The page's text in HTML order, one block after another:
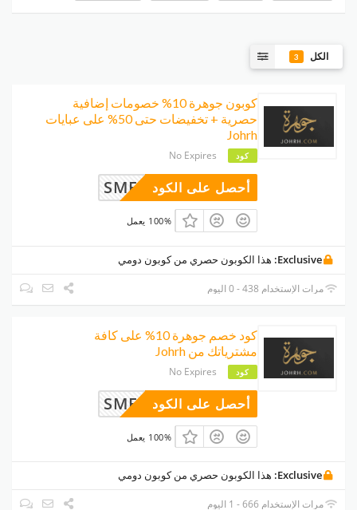
الكل 3
كوبون جوهرة 10% خصومات إضافية
حصرية + تخفيضات حتى 50% على عبايات
Johrh
كود No Expires
SMF1Dأحصل على الكود
100% يعمل
Exclusive: هذا الكوبون حصري من كوبون دومي
مرات الإستخدام 438 - 0 اليوم
كود خصم جوهرة 10% على كافة
مشترياتك من Johrh
كود No Expires
SMF1Dأحصل على الكود
100% يعمل
Exclusive: هذا الكوبون حصري من كوبون دومي
مرات الإستخدام 666 - 1 اليوم